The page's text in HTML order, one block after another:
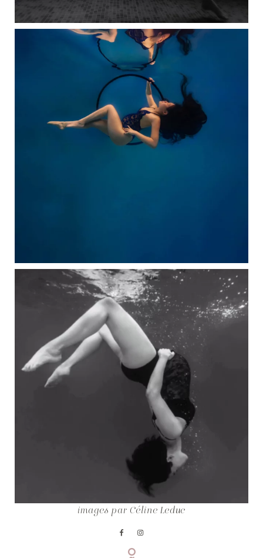
COPYRIGHT © CELINE LEDUC
images par Céline Leduc